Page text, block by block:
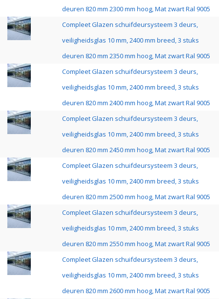
deuren 820 mm 2300 mm hoog, Mat zwart Ral 9005
Compleet Glazen schuifdeursysteem 3 deurs,
veiligheidsglas 10 mm, 2400 mm breed, 3 stuks
deuren 820 mm 2350 mm hoog, Mat zwart Ral 9005
Compleet Glazen schuifdeursysteem 3 deurs,
veiligheidsglas 10 mm, 2400 mm breed, 3 stuks
deuren 820 mm 2400 mm hoog, Mat zwart Ral 9005
Compleet Glazen schuifdeursysteem 3 deurs,
veiligheidsglas 10 mm, 2400 mm breed, 3 stuks
deuren 820 mm 2450 mm hoog, Mat zwart Ral 9005
Compleet Glazen schuifdeursysteem 3 deurs,
veiligheidsglas 10 mm, 2400 mm breed, 3 stuks
deuren 820 mm 2500 mm hoog, Mat zwart Ral 9005
Compleet Glazen schuifdeursysteem 3 deurs,
veiligheidsglas 10 mm, 2400 mm breed, 3 stuks
deuren 820 mm 2550 mm hoog, Mat zwart Ral 9005
Compleet Glazen schuifdeursysteem 3 deurs,
veiligheidsglas 10 mm, 2400 mm breed, 3 stuks
deuren 820 mm 2600 mm hoog, Mat zwart Ral 9005